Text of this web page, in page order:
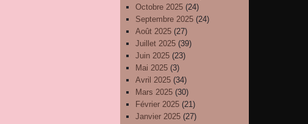
Octobre 2025 (24)
Septembre 2025 (24)
Août 2025 (27)
Juillet 2025 (39)
Juin 2025 (23)
Mai 2025 (3)
Avril 2025 (34)
Mars 2025 (30)
Février 2025 (21)
Janvier 2025 (27)